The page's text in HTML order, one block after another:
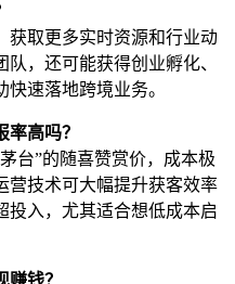
获取更多实时资源和行业动
，还可能获得创业孵化、
速落地跨境业务。
高吗？
台”的随喜赞赏价，成本极
营技术可大幅提升获客效率
投入，尤其适合想低成本启
钱？